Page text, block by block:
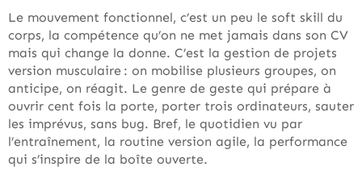
Le mouvement fonctionnel, c’est un peu le soft skill du
corps, la compétence qu’on ne met jamais dans son CV
mais qui change la donne. C’est la gestion de projets
version musculaire : on mobilise plusieurs groupes, on
anticipe, on réagit. Le genre de geste qui prépare à
ouvrir cent fois la porte, porter trois ordinateurs, sauter
les imprévus, sans bug. Bref, le quotidien vu par
l’entraînement, la routine version agile, la performance
qui s’inspire de la boîte ouverte.